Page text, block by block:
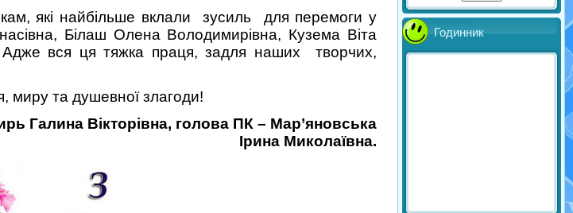
які найбільше вклали зусиль для перемоги у
Білаш Олена Володимирівна, Кузема Віта
Адже вся ця тяжка праця, задля наших творчих,
миру та душевної злагоди!
Галина Вікторівна, голова ПК – Мар’яновська
Ірина Миколаївна.
Годинник